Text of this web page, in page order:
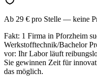
Ab 29 € pro Stelle — keine
Fakt: 1 Firma in Pforzheim
Werkstofftechnik/Bachelor
vor: Ihr Labor läuft
Sie gewinnen Zeit für
das möglich.